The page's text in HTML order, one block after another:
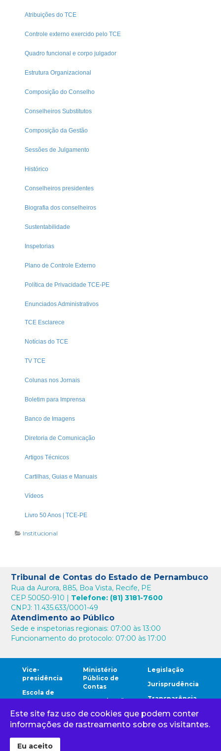
Atribuições do TCE
Controle externo exercido pelo TCE
Quadro funcional e corpo julgador
Estrutura Organizacional
Composição do Conselho
Conselheiros Substitutos
Composição da Gestão
Sessões de Julgamento
Histórico
Conselheiros presidentes
Biografia dos conselheiros
Sustentabilidade
Inspetorias
Plano de Controle Externo
Política de Privacidade TCE-PE
Enunciados Administrativos
TCE Esclarece
Notícias do TCE
TV TCE
Colunas nos Jornais
Boletim para Imprensa
Banco de Imagens
Diretoria de Comunicação
Artigos Técnicos
Cartilhas, Guias e Manuais
Vídeos
Livro 50 Anos | TCE-PE
Institucional
Tribunal de Contas do Estado de Pernambuco
Rua da Aurora, 885, Boa Vista, Recife, PE
CEP 50050-910 | Telefone: (81) 3181-7600
CNPJ: 11.435.633/0001-49
Atendimento ao Público
Sede e inspetorias regionais: 07:00 às 13:00
Funcionamento do protocolo: 07:00 às 17:00
Vice-
presidência
Escola de
Contas
Ouvidoria
Corregedoria
Ministério
Público de
Contas
Comunicação
Cidadão
Gestores
Legislação
Jurisprudência
Transparência
Comunidade
TCE
Tribunal de Contas do Estado de Pernambuco 1968 - 2024
Este site faz uso de cookies que podem conter
informações de rastreamento sobre os visitantes.
Eu aceito